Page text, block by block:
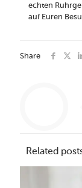
echten
auf Euren
Share
Related